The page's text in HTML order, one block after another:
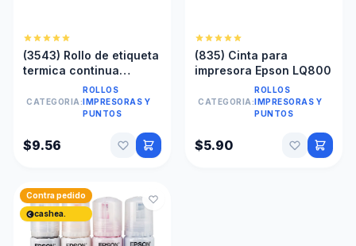
(3543) Rollo de etiqueta
termica continua
62mmx31m dk2205
CATEGORIA:
ROLLOS
IMPRESORAS Y
PUNTOS
$9.56
(835) Cinta para
impresora Epson LQ800
CATEGORIA:
ROLLOS
IMPRESORAS Y
PUNTOS
$5.90
Contra pedido
cashea.